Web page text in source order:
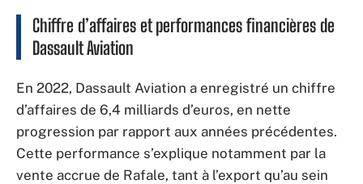
Chiffre d’affaires et performances financières de
Dassault Aviation
En 2022, Dassault Aviation a enregistré un chiffre
d’affaires de 6,4 milliards d’euros, en nette
progression par rapport aux années précédentes.
Cette performance s’explique notamment par la
vente accrue de Rafale, tant à l’export qu’au sein